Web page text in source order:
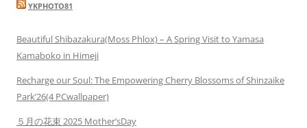
YKPHOTO81
Beautiful Shibazakura(Moss Phlox) – A Spring Visit to Yamasa
Kamaboko in Himeji
Recharge our Soul: The Empowering Cherry Blossoms of Shinzaike
Park’26(4 PCwallpaper)
５月の花束 2025 Mother’sDay